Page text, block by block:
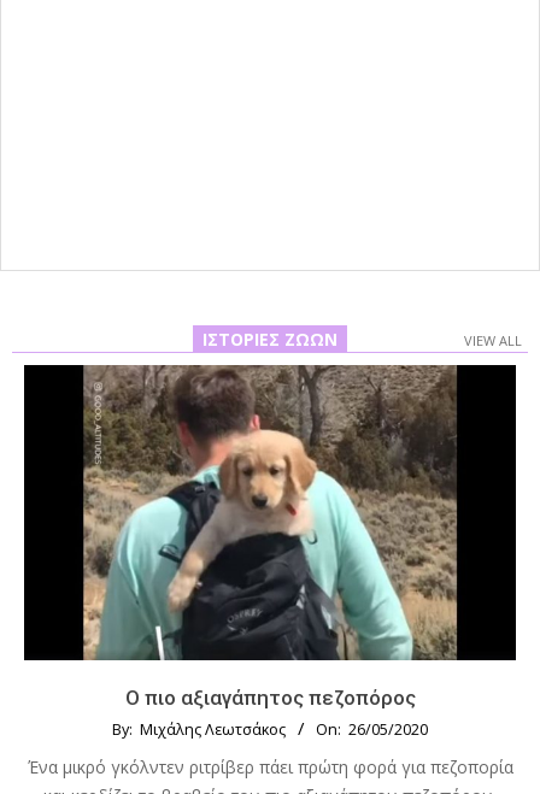
ΙΣΤΟΡΊΕΣ ΖΏΩΝ VIEW ALL
Ο πιο αξιαγάπητος πεζοπόρος
By: Μιχάλης Λεωτσάκος On: 26/05/2020
Ένα μικρό γκόλντεν ριτρίβερ πάει πρώτη φορά για πεζοπορία